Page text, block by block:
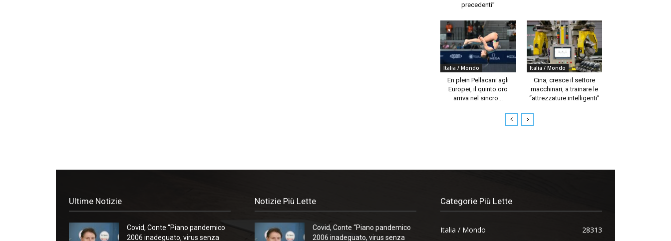
precedenti”
Italia / Mondo
En plein Pellacani agli
Europei, il quinto oro
arriva nel sincro...
Italia / Mondo
Cina, cresce il settore
macchinari, a trainare le
“attrezzature intelligenti”
Ultime Notizie
Covid, Conte “Piano pandemico
2006 inadeguato, virus senza
Notizie Più Lette
Covid, Conte “Piano pandemico
2006 inadeguato, virus senza
Categorie Più Lette
Italia / Mondo
28313